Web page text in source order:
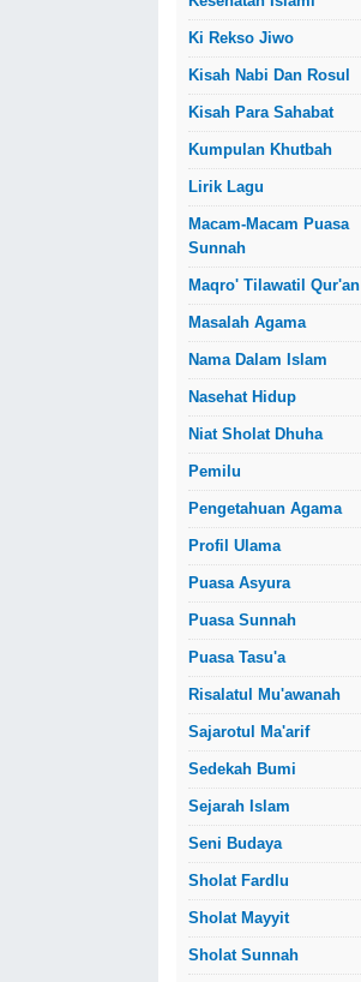
Ki Rekso Jiwo
Kisah Nabi Dan Rosul
Kisah Para Sahabat
Kumpulan Khutbah
Lirik Lagu
Macam-Macam Puasa
Sunnah
Maqro' Tilawatil Qur'an
Masalah Agama
Nama Dalam Islam
Nasehat Hidup
Niat Sholat Dhuha
Pemilu
Pengetahuan Agama
Profil Ulama
Puasa Asyura
Puasa Sunnah
Puasa Tasu'a
Risalatul Mu'awanah
Sajarotul Ma'arif
Sedekah Bumi
Sejarah Islam
Seni Budaya
Sholat Fardlu
Sholat Mayyit
Sholat Sunnah